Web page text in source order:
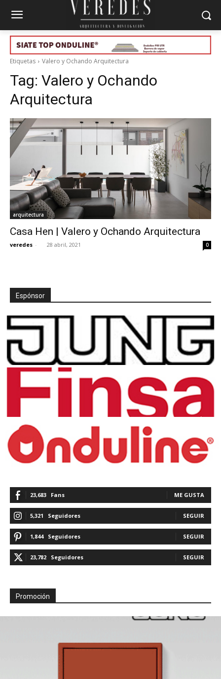
Etiquetas Valero y Ochando Arquitectura
Tag: Valero y Ochando
Arquitectura
arquitectura
Casa Hen | Valero y Ochando Arquitectura
veredes - 28 abril, 2021 0
Espónsor
23,683 Fans ME GUSTA
5,321 Seguidores SEGUIR
1,844 Seguidores SEGUIR
23,782 Seguidores SEGUIR
Promoción